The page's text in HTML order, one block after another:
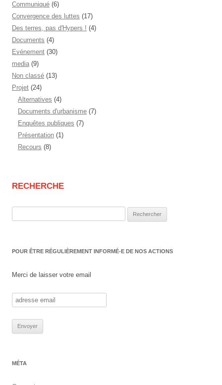
Communiqué (6)
Convergence des luttes (17)
Des terres, pas d'Hypers ! (4)
Documents (4)
Evénement (30)
media (9)
Non classé (13)
Projet (24)
Alternatives (4)
Documents d'urbanisme (7)
Enquêtes publiques (7)
Présentation (1)
Recours (8)
RECHERCHE
POUR ÊTRE RÉGULIÈREMENT INFORMÉ-E DE NOS ACTIONS
Merci de laisser votre email
MÉTA